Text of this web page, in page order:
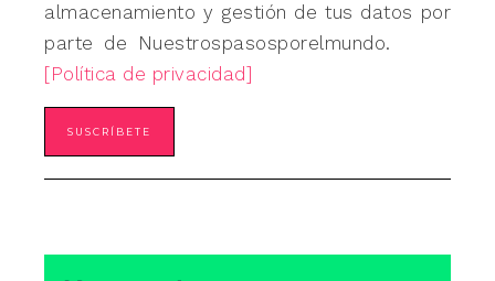
almacenamiento y gestión de tus datos por
parte de Nuestrospasosporelmundo.
[Política de privacidad]